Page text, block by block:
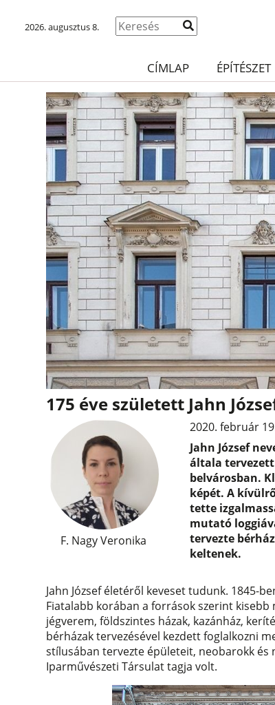
2026. augusztus 8.
CÍMLAP ÉPÍTÉSZET
175 éve született Jahn
F. Nagy Veronika
2020. február
Jahn József
általa
belvárosban.
képét. A
tette
mutató
tervezte
keltenek.
Jahn József életéről keveset tudunk. 1845-
Fiatalabb korában a források szerint
jégverem, földszintes házak, kazánház,
bérházak tervezésével kezdett foglalkozni
stílusában tervezte épületeit, neobarokk és
Iparművészeti Társulat tagja volt.